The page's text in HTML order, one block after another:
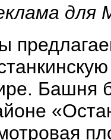
для
Башня